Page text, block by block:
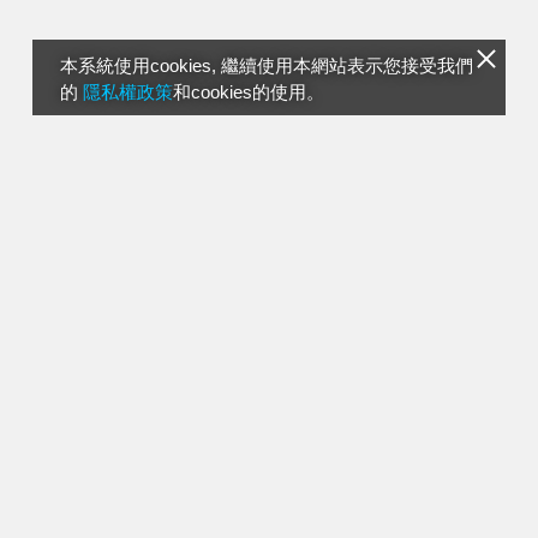
本系統使用cookies, 繼續使用本網站表示您接受我們
的 隱私權政策和cookies的使用。